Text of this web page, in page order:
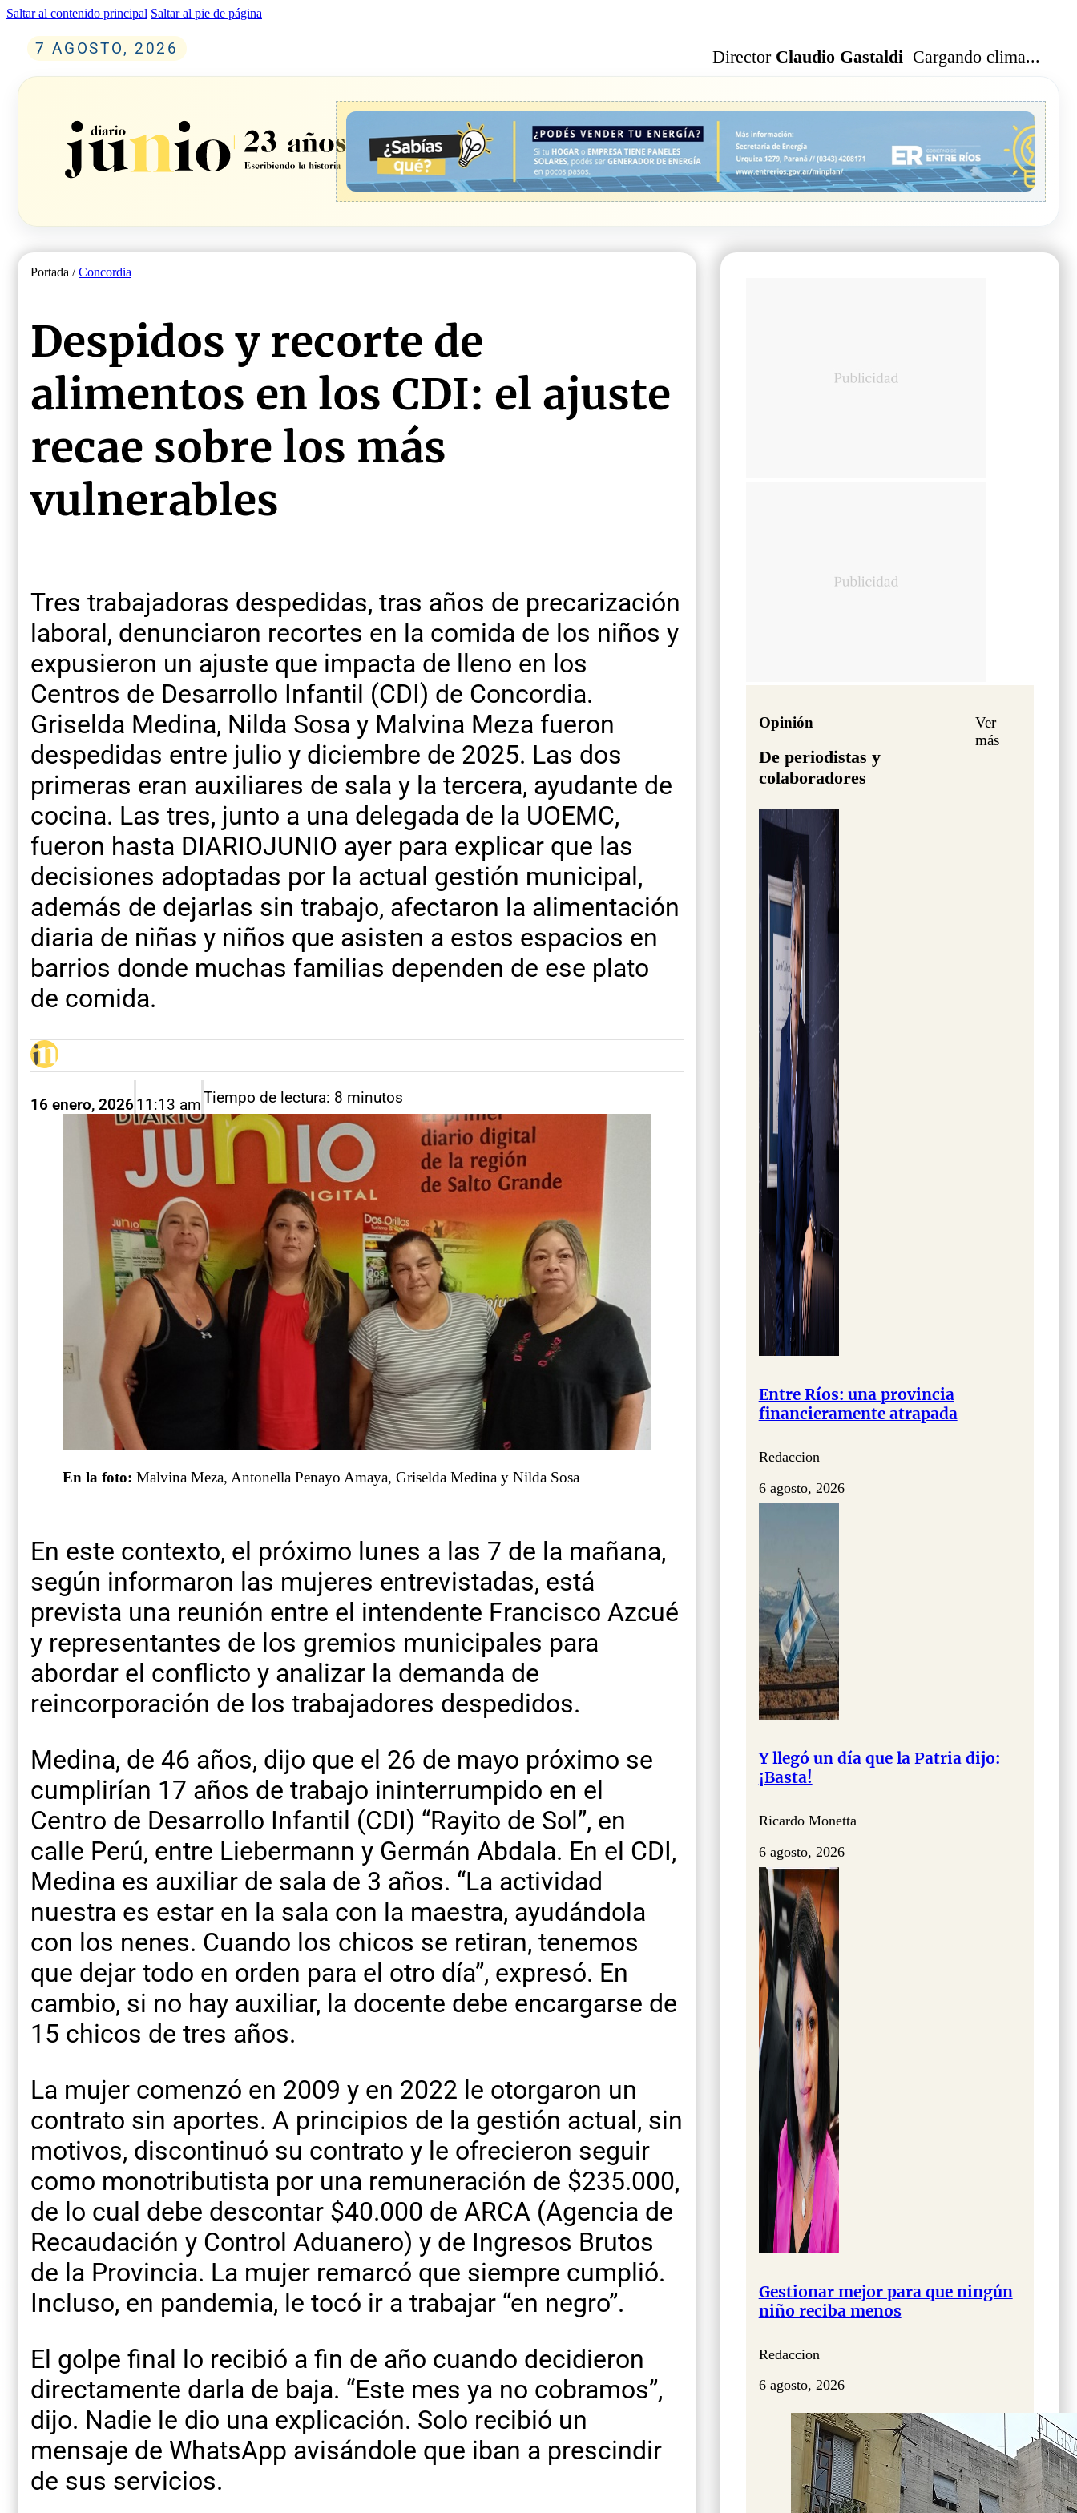
Saltar al contenido principal Saltar al pie de página
7 AGOSTO, 2026 Director Claudio Gastaldi Cargando clima...
Portada /Concordia
Despidos y recorte de
alimentos en los CDI: el ajuste
recae sobre los más
vulnerables
Tres trabajadoras despedidas, tras años de precarización
laboral, denunciaron recortes en la comida de los niños y
expusieron un ajuste que impacta de lleno en los
Centros de Desarrollo Infantil (CDI) de Concordia.
Griselda Medina, Nilda Sosa y Malvina Meza fueron
despedidas entre julio y diciembre de 2025. Las dos
primeras eran auxiliares de sala y la tercera, ayudante de
cocina. Las tres, junto a una delegada de la UOEMC,
fueron hasta DIARIOJUNIO ayer para explicar que las
decisiones adoptadas por la actual gestión municipal,
además de dejarlas sin trabajo, afectaron la alimentación
diaria de niñas y niños que asisten a estos espacios en
barrios donde muchas familias dependen de ese plato
de comida.
16 enero, 202611:13 amTiempo de lectura: 8 minutos
En la foto: Malvina Meza, Antonella Penayo Amaya, Griselda Medina y Nilda Sosa
En este contexto, el próximo lunes a las 7 de la mañana,
según informaron las mujeres entrevistadas, está
prevista una reunión entre el intendente Francisco Azcué
y representantes de los gremios municipales para
abordar el conflicto y analizar la demanda de
reincorporación de los trabajadores despedidos.
Medina, de 46 años, dijo que el 26 de mayo próximo se
cumplirían 17 años de trabajo ininterrumpido en el
Centro de Desarrollo Infantil (CDI) “Rayito de Sol”, en
calle Perú, entre Liebermann y Germán Abdala. En el CDI,
Medina es auxiliar de sala de 3 años. “La actividad
nuestra es estar en la sala con la maestra, ayudándola
con los nenes. Cuando los chicos se retiran, tenemos
que dejar todo en orden para el otro día”, expresó. En
cambio, si no hay auxiliar, la docente debe encargarse de
15 chicos de tres años.
La mujer comenzó en 2009 y en 2022 le otorgaron un
contrato sin aportes. A principios de la gestión actual, sin
motivos, discontinuó su contrato y le ofrecieron seguir
como monotributista por una remuneración de $235.000,
de lo cual debe descontar $40.000 de ARCA (Agencia de
Recaudación y Control Aduanero) y de Ingresos Brutos
de la Provincia. La mujer remarcó que siempre cumplió.
Incluso, en pandemia, le tocó ir a trabajar “en negro”.
El golpe final lo recibió a fin de año cuando decidieron
directamente darla de baja. “Este mes ya no cobramos”,
dijo. Nadie le dio una explicación. Solo recibió un
mensaje de WhatsApp avisándole que iban a prescindir
de sus servicios.
Opinión
De periodistas y
colaboradores
Ver
más
Entre Ríos: una provincia
financieramente atrapada
Redaccion
6 agosto, 2026
Y llegó un día que la Patria dijo:
¡Basta!
Ricardo Monetta
6 agosto, 2026
Gestionar mejor para que ningún
niño reciba menos
Redaccion
6 agosto, 2026